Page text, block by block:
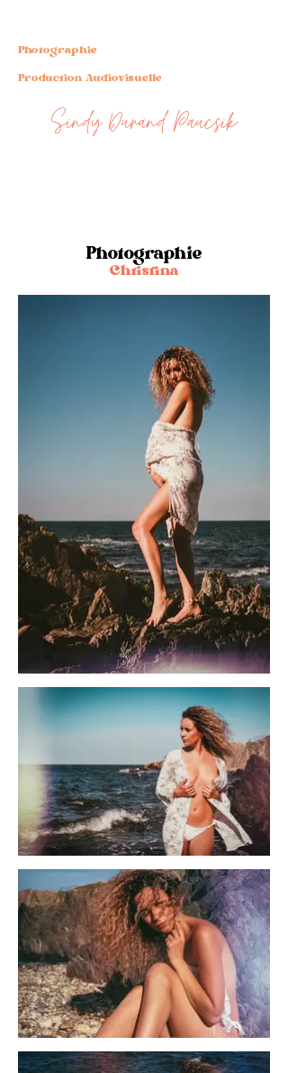
Photographie
Production Audiovisuelle
Sindy Durand Paucsik
Photographie
Christina